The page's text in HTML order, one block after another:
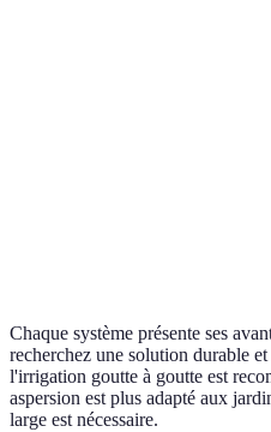
Chaque système présente ses
recherchez une solution durable
l'irrigation goutte à goutte est
aspersion est plus adapté aux
large est nécessaire.